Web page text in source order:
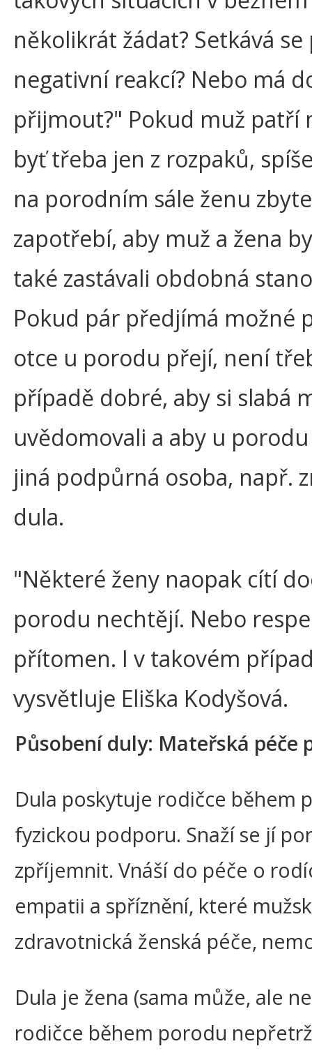
několikrát žádat? Setkává
negativní reakcí? Nebo má
přijmout?" Pokud muž patří
byť třeba jen z rozpaků,
na porodním sále ženu
zapotřebí, aby muž a žena
také zastávali obdobná
Pokud pár předjímá možné
otce u porodu přejí, není
případě dobré, aby si slabá
uvědomovali a aby u
jiná podpůrná osoba, např.
dula.
"Některé ženy naopak cítí
porodu nechtějí. Nebo
přítomen. I v takovém
vysvětluje Eliška Kodyšová.
Působení duly: Mateřská
Dula poskytuje rodičce
fyzickou podporu. Snaží se jí
zpříjemnit. Vnáší do péče o
empatii a spříznění, které
zdravotnická ženská péče,
Dula je žena (sama může, ale
rodičce během porodu